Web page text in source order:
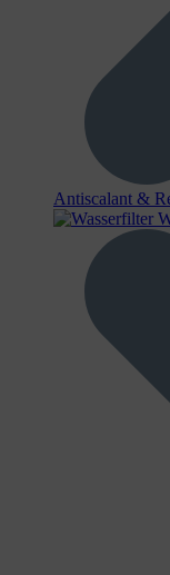
Antiscalant &